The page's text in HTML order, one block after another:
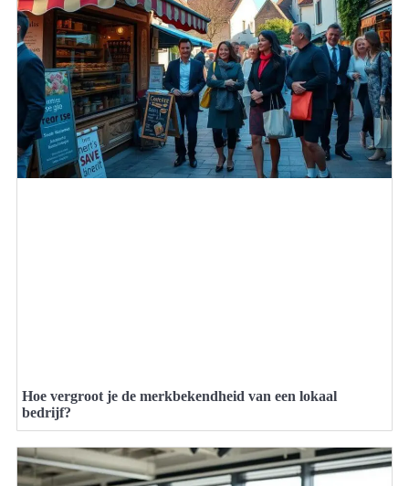
Hoe vergroot je de merkbekendheid van een lokaal
bedrijf?